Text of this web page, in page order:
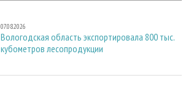
07.08.2026
Вологодская область экспортировала 800 тыс.
кубометров лесопродукции